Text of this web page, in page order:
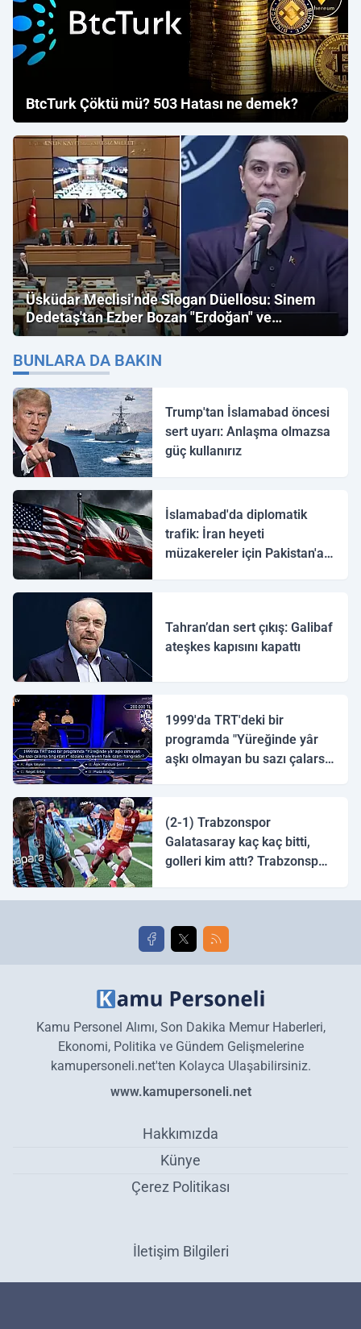
BtcTurk Çöktü mü? 503 Hatası ne demek?
Üsküdar Meclisi'nde Slogan Düellosu: Sinem
Dedetaş'tan Ezber Bozan "Erdoğan" ve
"İmamoğlu" Çıkışı!
BUNLARA DA BAKIN
Trump'tan İslamabad öncesi
sert uyarı: Anlaşma olmazsa
güç kullanırız
İslamabad'da diplomatik
trafik: İran heyeti
müzakereler için Pakistan'a
Tahran’dan sert çıkış: Galibaf
ateşkes kapısını kapattı
1999'da TRT'deki bir
programda "Yüreğinde yâr
aşkı olmayan bu sazı çalarsa
(2-1) Trabzonspor
Galatasaray kaç kaç bitti,
golleri kim attı? Trabzonspor
golleri!
Kamu Personel Alımı, Son Dakika Memur Haberleri,
Ekonomi, Politika ve Gündem Gelişmelerine
kamupersoneli.net'ten Kolayca Ulaşabilirsiniz.
www.kamupersoneli.net
Hakkımızda
Künye
Çerez Politikası
İletişim Bilgileri